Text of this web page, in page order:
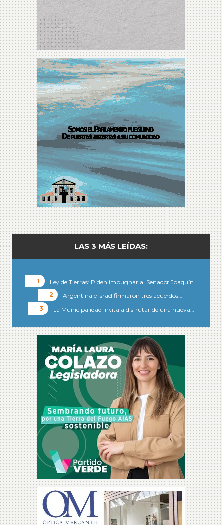
LAS 3 MÁS LEÍDAS:
Ley de Tierras: Piden impugnar al Senador Joaquín…
Argentina e Israel firmaron tres acuerdos:…
La Municipalidad invita a disfrutar de una nueva…